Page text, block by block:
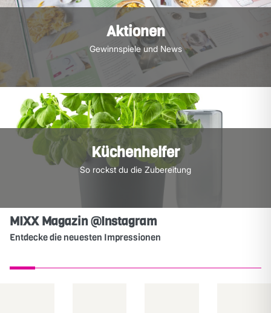
Küchenhelfer
So rockst du die Zubereitung
Aktionen
Gewinnspiele und News
MIXX Magazin @Instagram
Entdecke die neuesten Impressionen